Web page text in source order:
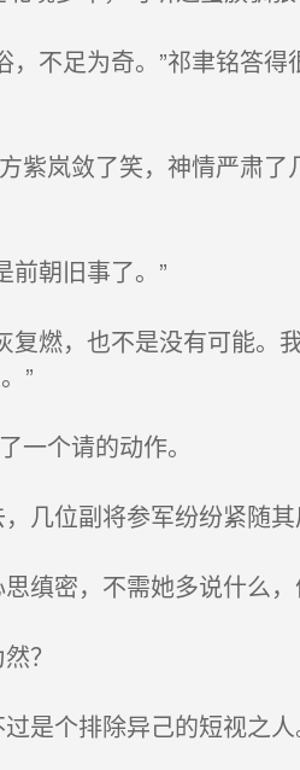
不足为奇。”祁聿铭答
岚敛了笑，神情严肃了
朝旧事了。”
燃，也不是没有可能。
”
一个请的动作。
位副将参军纷纷紧随其
密，不需她多说什么，
？
是个排除异己的短视之